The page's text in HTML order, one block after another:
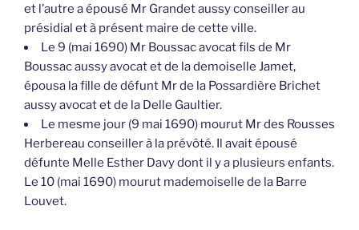
et l’autre a épousé Mr Grandet aussy conseiller au
présidial et à présent maire de cette ville.
Le 9 (mai 1690) Mr Boussac avocat fils de Mr
Boussac aussy avocat et de la demoiselle Jamet,
épousa la fille de défunt Mr de la Possardière Brichet
aussy avocat et de la Delle Gaultier.
Le mesme jour (9 mai 1690) mourut Mr des Rousses
Herbereau conseiller à la prévôté. Il avait épousé
défunte Melle Esther Davy dont il y a plusieurs enfants.
Le 10 (mai 1690) mourut mademoiselle de la Barre
Louvet.